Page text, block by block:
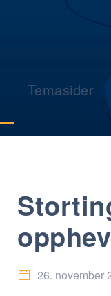
Temasider
26. november